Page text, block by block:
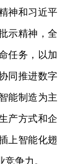
神和习近平
示精神，全
任务，以加
同推进数字
能制造为主
产方式和企
上智能化翅
争力。